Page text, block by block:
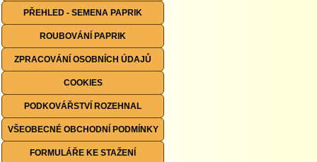
PŘEHLED - SEMENA PAPRIK
ROUBOVÁNÍ PAPRIK
ZPRACOVÁNÍ OSOBNÍCH ÚDAJŮ
COOKIES
PODKOVÁŘSTVÍ ROZEHNAL
VŠEOBECNÉ OBCHODNÍ PODMÍNKY
FORMULÁŘE KE STAŽENÍ